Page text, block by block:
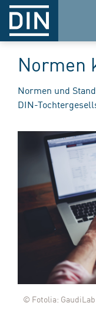
Normen
Normen und
DIN-
© Fotolia: GaudiLab